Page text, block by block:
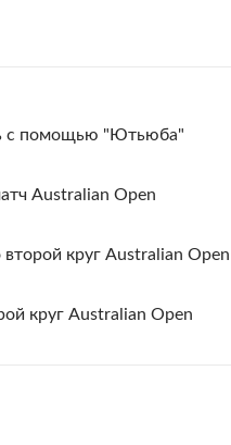
с помощью "Ютьюба"
Australian Open
круг Australian Open
круг Australian Open